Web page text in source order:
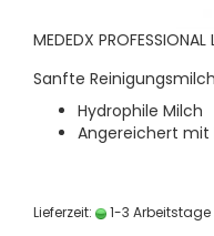
MEDEDX
Sanfte Reinigungsmilch
Hydrophile Milch
Angereichert mit
Lieferzeit: 1-3 Arbeitstage